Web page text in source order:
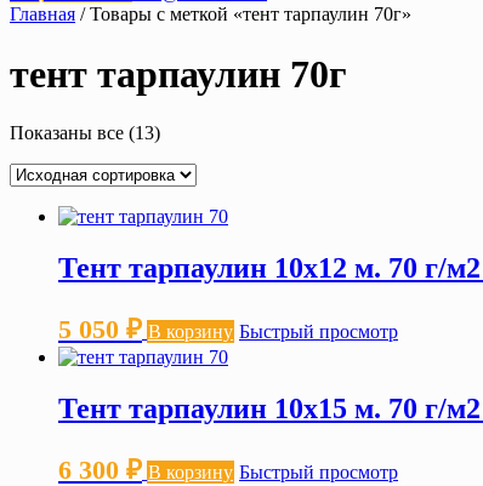
Главная / Товары с меткой «тент тарпаулин 70г»
тент тарпаулин 70г
Показаны все (13)
Тент тарпаулин 10х12 м. 70 г/
5 050 ₽ В корзину Быстрый просмотр
Тент тарпаулин 10х15 м. 70 г/
6 300 ₽ В корзину Быстрый просмотр